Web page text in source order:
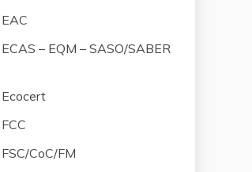
– EQM – SASO/SABER
CoC/FM